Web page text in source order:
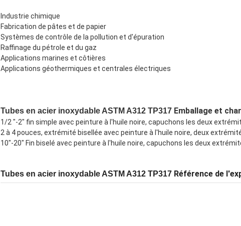
Industrie chimique
Fabrication de pâtes et de papier
Systèmes de contrôle de la pollution et d'épuration
Raffinage du pétrole et du gaz
Applications marines et côtières
Applications géothermiques et centrales électriques
Tubes en acier inoxydable ASTM A312 TP317 Emballage et
1/2 "-2" fin simple avec peinture à l'huile noire, capuchons les deux
2 à 4 pouces, extrémité bisellée avec peinture à l'huile noire, deux
10"-20" Fin biselé avec peinture à l'huile noire, capuchons les deux
Tubes en acier inoxydable ASTM A312 TP317 Référence de